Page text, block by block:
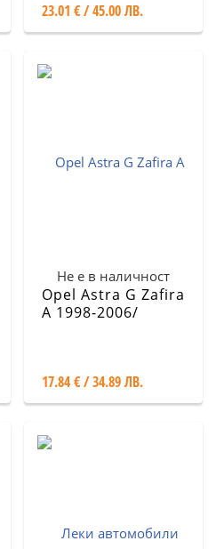
23.01 € / 45.00 ЛВ.
Не е в наличност
Opel Astra G Zafira
A 1998-2006/
17.84 € / 34.89 ЛВ.